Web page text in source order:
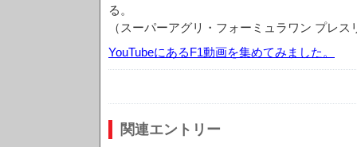
る。
（スーパーアグリ・フォーミュラワン プレス
YouTubeにあるF1動画を集めてみました。
関連エントリー